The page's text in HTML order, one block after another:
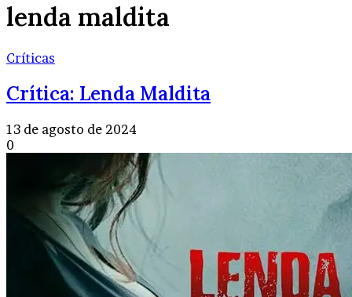
lenda maldita
Críticas
Crítica: Lenda Maldita
13 de agosto de 2024
0